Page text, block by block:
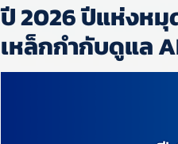
ปี 2026 ปีแห่งหมุ
เหล็กกำกับดูแล